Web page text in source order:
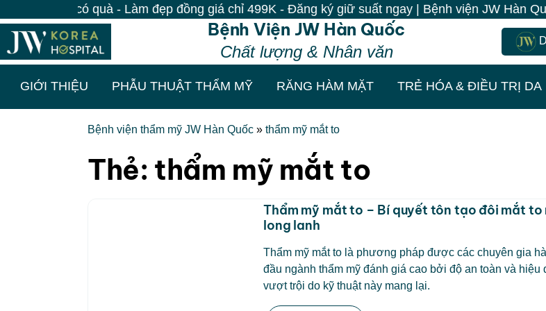
đến là có quà - Làm đẹp đồng giá chỉ 499K - Đăng ký giữ suất ngay | Bệnh viện JW Hàn Quốc
Bệnh Viện JW Hàn Quốc
Chất lượng & Nhân văn
GIỚI THIỆU PHẪU THUẬT THẨM MỸ RĂNG HÀM MẶT TRẺ HÓA & ĐIỀU TRỊ DA
Bệnh viện thẩm mỹ JW Hàn Quốc » thẩm mỹ mắt to
Thẻ: thẩm mỹ mắt to
Thẩm mỹ mắt to – Bí quyết tôn tạo đôi mắt to
long lanh
Thẩm mỹ mắt to là phương pháp được các chuyên gia
đầu ngành thẩm mỹ đánh giá cao bởi độ an toàn và hiệu
vượt trội do kỹ thuật này mang lại.